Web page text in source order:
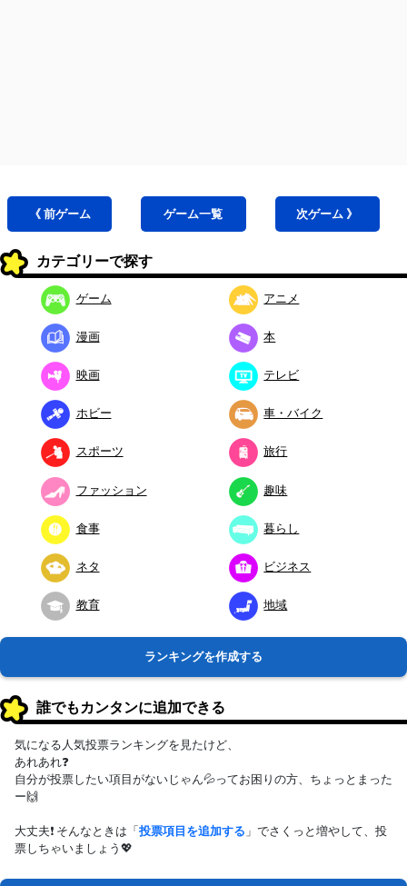
《 前ゲーム ゲーム一覧 次ゲーム 》
カテゴリーで探す
ゲーム アニメ
漫画 本
映画 テレビ
ホビー 車・バイク
スポーツ 旅行
ファッション 趣味
食事 暮らし
ネタ ビジネス
教育 地域
ランキングを作成する
誰でもカンタンに追加できる
気になる人気投票ランキングを見たけど、
あれあれ❓
自分が投票したい項目がないじゃん💦ってお困りの方、ちょっとまった
ー🙌
大丈夫❗ そんなときは「投票項目を追加する 」でさくっと増やして、投
票しちゃいましょう💖